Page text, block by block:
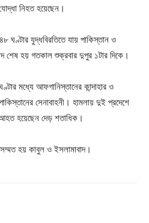
নিহত হয়েছেন।
ঘণ্টার যুদ্ধবিরতিতে যায় পাকিস্তান ও
শেষ হয় গতকাল শুক্রবার দুপুর ১টার দিকে।
মধ্যে আফগানিস্তানের কান্দাহার ও
সেনাবাহনী। হামলায় দুই প্রদেশে
হয়েছেন দেড় শতাধিক।
সম্মত হয় কাবুল ও ইসলামাবাদ।